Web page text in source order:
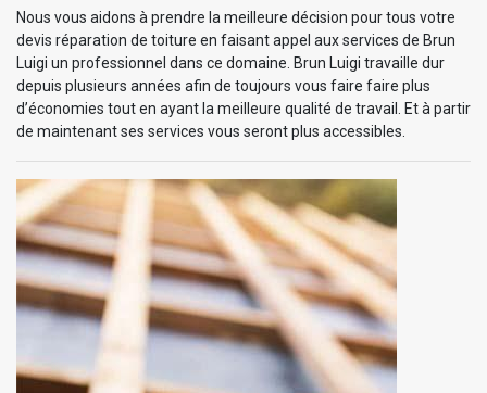
Nous vous aidons à prendre la meilleure décision pour tous votre
devis réparation de toiture en faisant appel aux services de Brun
Luigi un professionnel dans ce domaine. Brun Luigi travaille dur
depuis plusieurs années afin de toujours vous faire faire plus
d’économies tout en ayant la meilleure qualité de travail. Et à partir
de maintenant ses services vous seront plus accessibles.